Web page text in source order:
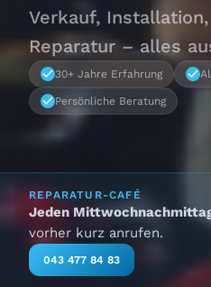
Verkauf,
Reparatur – alles
30+ Jahre Erfahrung
Persönliche Beratung
REPARATUR-CAFÉ
Jeden
vorher kurz anrufen.
043 477 84 83